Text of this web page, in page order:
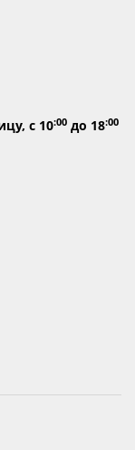
с 10:00 до 18:00